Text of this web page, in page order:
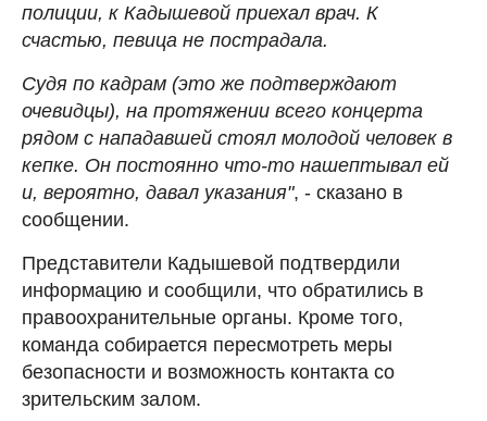
полиции, к Кадышевой приехал врач. К
счастью, певица не пострадала.
Судя по кадрам (это же подтверждают
очевидцы), на протяжении всего концерта
рядом с нападавшей стоял молодой человек в
кепке. Он постоянно что-то нашептывал ей
и, вероятно, давал указания", - сказано в
сообщении.
Представители Кадышевой подтвердили
информацию и сообщили, что обратились в
правоохранительные органы. Кроме того,
команда собирается пересмотреть меры
безопасности и возможность контакта со
зрительским залом.